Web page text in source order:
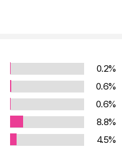
0.2%
0.6%
0.6%
8.8%
4.5%